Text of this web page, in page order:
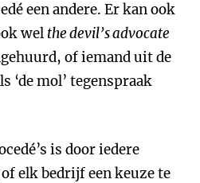
een andere. Er kan ook
wel the devil’s advocate
of iemand uit de
‘de mol’ tegenspraak
is door iedere
elk bedrijf een keuze te